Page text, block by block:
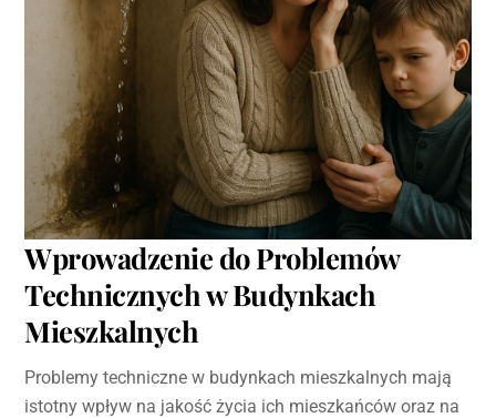
Wprowadzenie do Problemów
Technicznych w Budynkach
Mieszkalnych
Problemy techniczne w budynkach mieszkalnych mają
istotny wpływ na jakość życia ich mieszkańców oraz na